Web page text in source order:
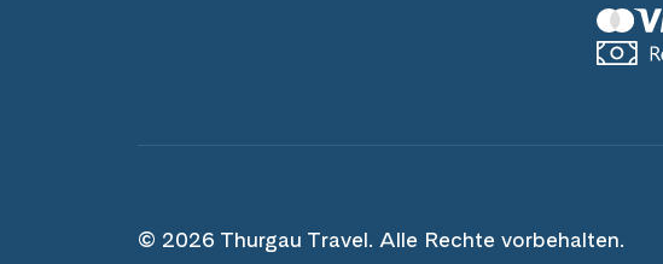
© 2026 Thurgau Travel. Alle Rechte vorbehalten.